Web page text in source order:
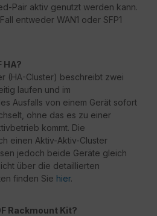
Pair aktiv genutzt werden kann.
entweder WAN1 oder SFP1
HA?
(HA-Cluster) beschreibt zwei
laufen und im
Ausfalls von einem Gerät sofort
ohne das es zu einer
kommt. Die
einen Aktiv-Aktiv-Cluster
jedoch beide Geräte gleich
über die detaillierten
finden Sie hier.
Rackmount Kit?